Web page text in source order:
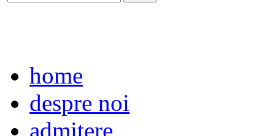
home
despre noi
admitere